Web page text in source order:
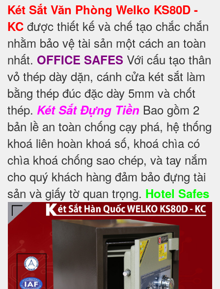
Két Sắt Văn Phòng Welko KS80D -
KC được thiết kế và chế tạo chắc chắn
nhằm bảo vệ tài sản một cách an toàn
nhất. OFFICE SAFES Với cấu tạo thân
vỏ thép dày dặn, cánh cửa két sắt làm
bằng thép đúc đặc dày 5mm và chốt
thép. Két Sắt Đựng Tiền Bao gồm 2
bản lề an toàn chống cạy phá, hệ thống
khoá liên hoàn khoá số, khoá chìa có
chìa khoá chống sao chép, và tay nắm
cho quý khách hàng đảm bảo đựng tài
sản và giấy tờ quan trọng. Hotel Safes